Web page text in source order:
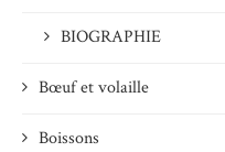
BIOGRAPHIE
Bœuf et volaille
Boissons